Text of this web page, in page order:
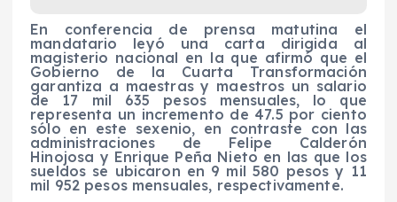
En conferencia de prensa matutina el
mandatario leyó una carta dirigida al
magisterio nacional en la que afirmó que el
Gobierno de la Cuarta Transformación
garantiza a maestras y maestros un salario
de 17 mil 635 pesos mensuales, lo que
representa un incremento de 47.5 por ciento
sólo en este sexenio, en contraste con las
administraciones de Felipe Calderón
Hinojosa y Enrique Peña Nieto en las que los
sueldos se ubicaron en 9 mil 580 pesos y 11
mil 952 pesos mensuales, respectivamente.